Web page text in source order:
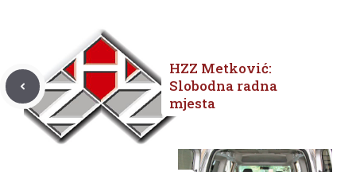
HZZ Metković:
Slobodna radna
mjesta